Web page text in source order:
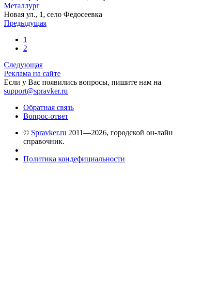
Металлург
Новая ул., 1, село Федосеевка
Предыдущая
1
2
Следующая
Реклама на сайте
Если у Вас появились вопросы, пишите нам на
support@spravker.ru
Обратная связь
Вопрос-ответ
© Spravker.ru 2011—2026, городской он-лайн
справочник.
Политика кондефициальности